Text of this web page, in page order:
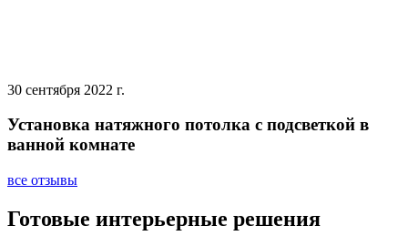
30 сентября 2022 г.
Установка натяжного потолка с подсветкой в
ванной комнате
все отзывы
Готовые интерьерные решения